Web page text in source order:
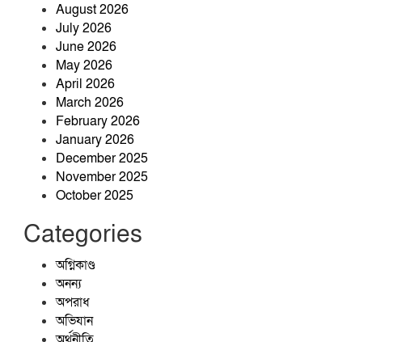
স্থান নেই, ৫ আগস্ট চিরঞ্জীব হোক:
কৃষকের ঘর থেকে চার সরকারি
কাশেম
August 2026
July 2026
June 2026
May 2026
April 2026
March 2026
February 2026
January 2026
December 2025
November 2025
October 2025
Categories
অগ্নিকাণ্ড
অনন্য
অপরাধ
অভিযান